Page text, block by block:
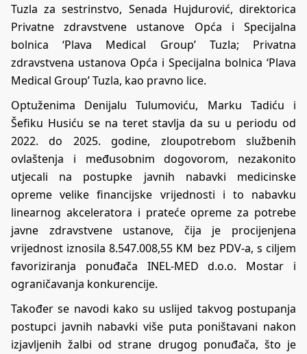
Tuzla za sestrinstvo, Senada Hujdurović, direktorica
Privatne zdravstvene ustanove Opća i Specijalna
bolnica ‘Plava Medical Group’ Tuzla; Privatna
zdravstvena ustanova Opća i Specijalna bolnica ‘Plava
Medical Group’ Tuzla, kao pravno lice.
Optuženima Denijalu Tulumoviću, Marku Tadiću i
Šefiku Husiću se na teret stavlja da su u periodu od
2022. do 2025. godine, zloupotrebom službenih
ovlaštenja i međusobnim dogovorom, nezakonito
utjecali na postupke javnih nabavki medicinske
opreme velike financijske vrijednosti i to nabavku
linearnog akceleratora i prateće opreme za potrebe
javne zdravstvene ustanove, čija je procijenjena
vrijednost iznosila 8.547.008,55 KM bez PDV-a, s ciljem
favoriziranja ponuđača INEL-MED d.o.o. Mostar i
ograničavanja konkurencije.
Također se navodi kako su uslijed takvog postupanja
postupci javnih nabavki više puta poništavani nakon
izjavljenih žalbi od strane drugog ponuđača, što je